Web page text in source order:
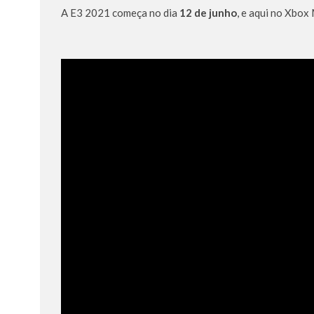
A E3 2021 começa no dia 12 de junho, e aqui no